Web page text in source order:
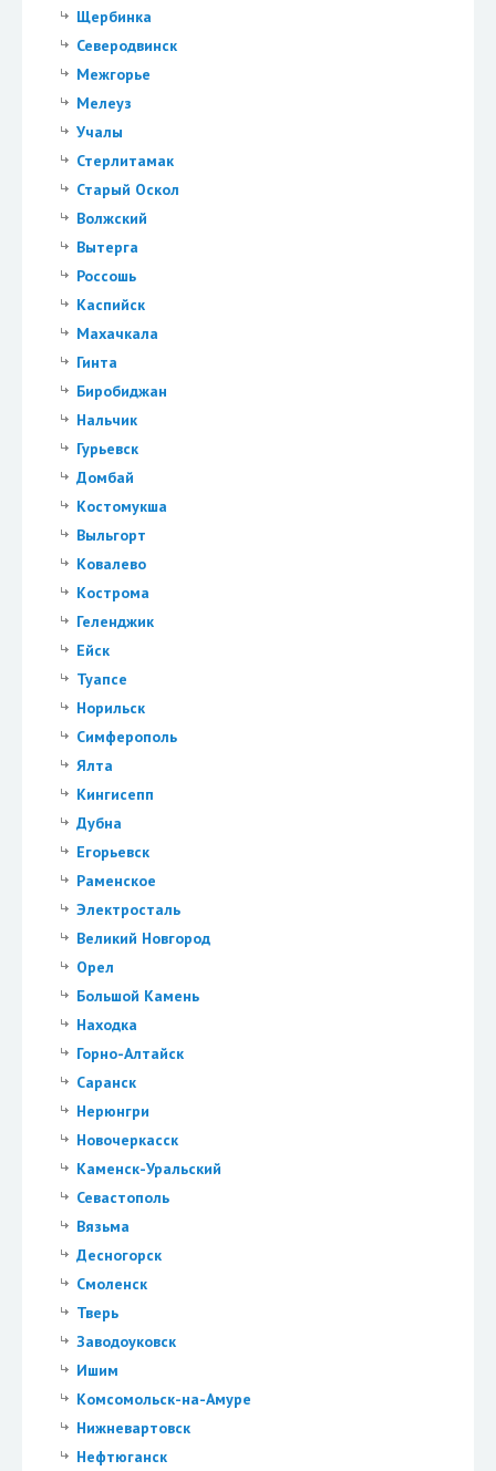
Щербинка
Северодвинск
Межгорье
Мелеуз
Учалы
Стерлитамак
Старый Оскол
Волжский
Вытерга
Россошь
Каспийск
Махачкала
Гинта
Биробиджан
Нальчик
Гурьевск
Домбай
Костомукша
Выльгорт
Ковалево
Кострома
Геленджик
Ейск
Туапсе
Норильск
Симферополь
Ялта
Кингисепп
Дубна
Егорьевск
Раменское
Электросталь
Великий Новгород
Орел
Большой Камень
Находка
Горно-Алтайск
Саранск
Нерюнгри
Новочеркасск
Каменск-Уральский
Севастополь
Вязьма
Десногорск
Смоленск
Тверь
Заводоуковск
Ишим
Комсомольск-на-Амуре
Нижневартовск
Нефтюганск